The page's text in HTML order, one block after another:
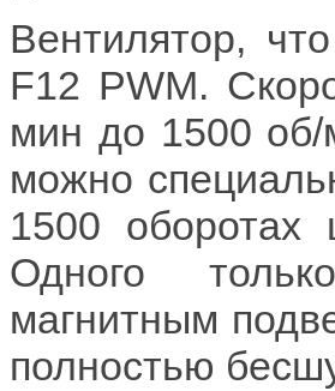
Вентилятор,
F12 PWM.
мин до 1500 об/
можно
1500 оборотах
Одного
магнитным
полностью